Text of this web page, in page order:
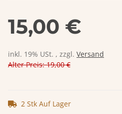
15,00 €
inkl. 19% USt. , zzgl. Versand
Alter Preis: 19,00 €
2 Stk Auf Lager